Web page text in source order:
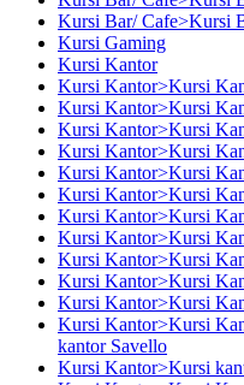
Kursi Bar/ Cafe>Kursi
Kursi Gaming
Kursi Kantor
Kursi Kantor>Kursi
Kursi Kantor>Kursi
Kursi Kantor>Kursi
Kursi Kantor>Kursi
Kursi Kantor>Kursi
Kursi Kantor>Kursi
Kursi Kantor>Kursi
Kursi Kantor>Kursi
Kursi Kantor>Kursi
Kursi Kantor>Kursi
Kursi Kantor>Kursi
Kursi Kantor>Kursi
kantor Savello
Kursi Kantor>Kursi